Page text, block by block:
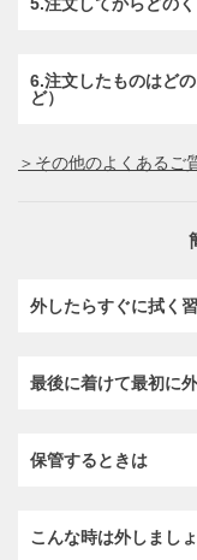
6.注文したものはど
ど）
＞その他のよくあるご
外したらすぐに拭く
最後に着けて最初に
保管するときは
こんな時は外しまし